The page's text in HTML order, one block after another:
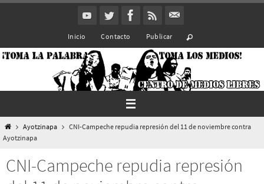
Inicio Contacto Publicar
InicioAyotzinapa
CNI-Campeche repudia represión del 11 de noviembre contra
Ayotzinapa
CNI-Campeche repudia represión